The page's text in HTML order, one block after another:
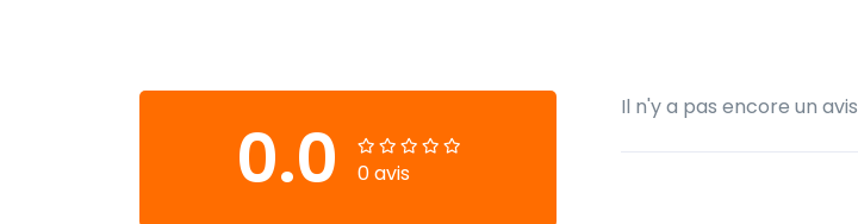
0.0 0 avis
Il n'y a pas encore un avis